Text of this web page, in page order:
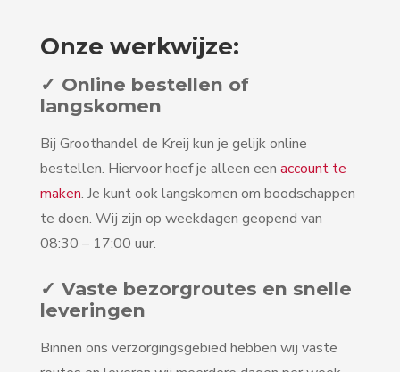
Onze werkwijze:
✓ Online bestellen of
langskomen
Bij Groothandel de Kreij kun je gelijk online
bestellen. Hiervoor hoef je alleen een account te
maken. Je kunt ook langskomen om boodschappen
te doen. Wij zijn op weekdagen geopend van
08:30 – 17:00 uur.
✓ Vaste bezorgroutes en snelle
leveringen
Binnen ons verzorgingsgebied hebben wij vaste